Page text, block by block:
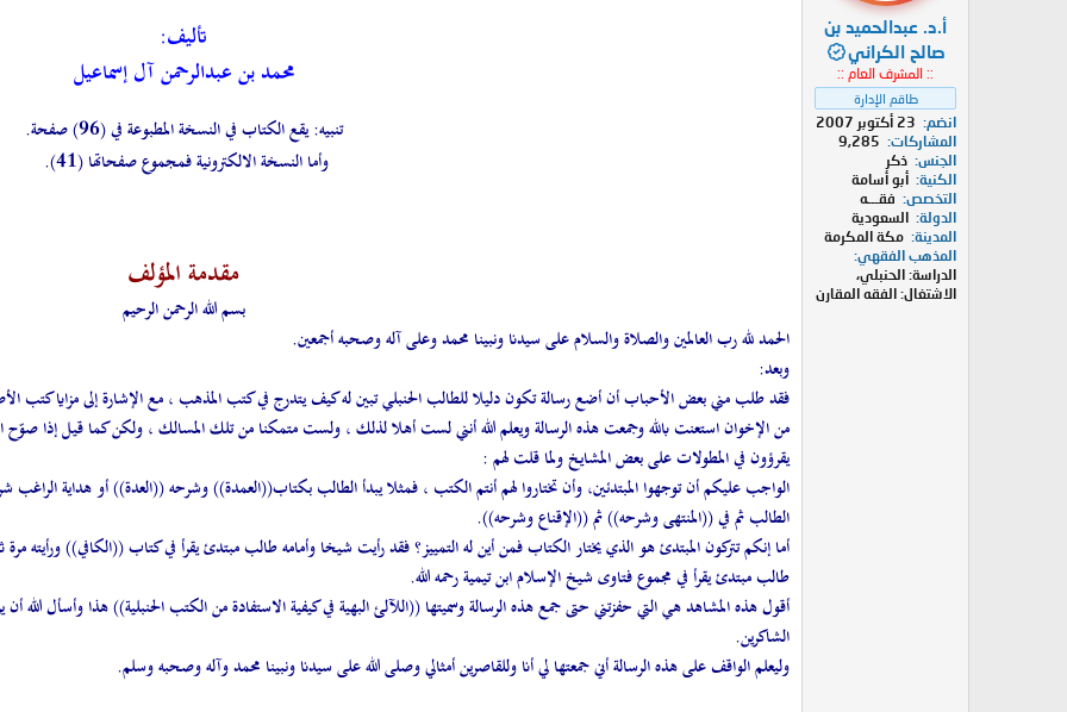
و
ع
أ.د. عبدالحميد بن
صالح الكراني
:: المشرف العام ::
طاقم الإدارة
انضم
23 أكتوبر 2007
المشاركات
9,285
الجنس ذكر
الكنية أبو أسامة
التخصص
فقـــه
الدولة السعودية
المدينة مكة المكرمة
المذهب الفقهي
الدراسة: الحنبلي،
الاشتغال: الفقه المقارن
تأليف:
محمد بن عبدالرحمن آل إسماعيل
تنبيه: يقع الكتاب في النسخة المطبوعة في (96) صفحة.
وأما النسخة الالكترونية فمجموع صفحاتها (41).
مقدمة المؤلف
بسم الله الرحمن الرحيم
الحمد لله رب العالمين والصلاة والسلام على سيدنا ونبينا محمد وعلى آله وصحبه أجمعين.
وبعد:
فقد طلب مني بعض الأحباب أن أضع رسالة تكون دليلا للطالب الحنبلي تبين له كيف يتدرج في كتب المذهب ، مع الإشارة إلى مزايا كتب
من الإخوان استعنت بالله وجمعت هذه الرسالة ويعلم الله أنني لست أهلا لذلك ، ولست متمكنا من تلك المسالك ، ولكن كما قيل إذا صوّح
يقرؤون في المطولات على بعض المشايخ ولما قلت لهم :
الواجب عليكم أن توجهوا المبتدئين، وأن تختاروا لهم أنتم الكتب ، فمثلا يبدأ الطالب بكتاب((العمدة)) وشرحه ((العدة)) أو هداية
الطالب ثم في ((المنتهى وشرحه)) ثم ((الإقناع وشرحه)).
أما إنكم تتركون المبتدئ هو الذي يختار الكتاب فمن أين له التمييز؟ فقد رأيت شيخا وأمامه طالب مبتدئ يقرأ في كتاب ((الكافي)) ورأيته مرة
طالب مبتدئ يقرأ في مجموع فتاوى شيخ الإسلام ابن تيمية رحمه الله.
أقول هذه المشاهد هي التي حفزتني حتى جمع هذه الرسالة وسميتها ((اللآلئ البهية في كيفية الاستفادة من الكتب الحنبلية)) هذا وأسأل الله
الشاكرين.
وليعلم الواقف على هذه الرسالة أني جمعتها لي أنا وللقاصرين أمثالي وصلى الله على سيدنا ونبينا محمد وآله وصحبه وسلم.